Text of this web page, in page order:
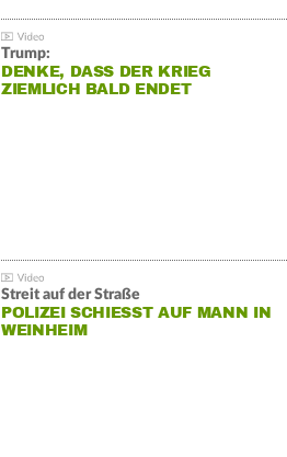
Trump:
DENKE, DASS DER KRIEG
ZIEMLICH BALD ENDET
Streit auf der Straße
POLIZEI SCHIESST AUF MANN IN W
EINHEIM